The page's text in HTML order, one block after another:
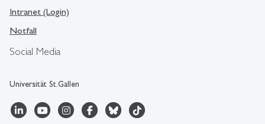
Social Media
Universität St.Gallen
Intranet (Login)
Notfall